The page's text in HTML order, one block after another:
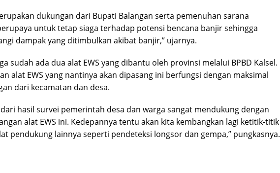
dukungan dari Bupati Balangan serta pemenuhan sarana
untuk tetap siaga terhadap potensi bencana banjir sehingga
dampak yang ditimbulkan akibat banjir,” ujarnya.
sudah ada dua alat EWS yang dibantu oleh provinsi melalui BPBD Kalsel.
alat EWS yang nantinya akan dipasang ini berfungsi dengan maksimal
dari kecamatan dan desa.
hasil survei pemerintah desa dan warga sangat mendukung dengan
alat EWS ini. Kedepannya tentu akan kita kembangkan lagi ketitik-titik
pendukung lainnya seperti pendeteksi longsor dan gempa,” pungkasnya.